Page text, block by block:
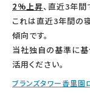
2%上昇、直近3年間
これは直近3年間の
傾向です。
当社独自の基準に基
活用ください。
ブランズタワー香里園